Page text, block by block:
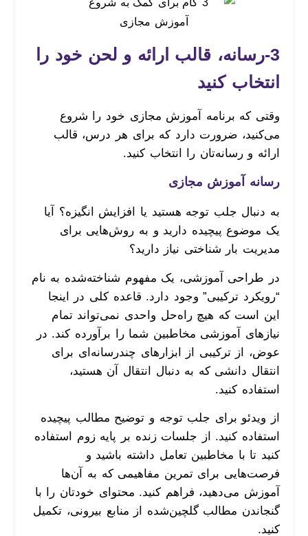
3-رسانه، قالب ارائه و لحن خود را
انتخاب کنید
وقتی که برنامه آموزش مجازی خود را شروع
می‌کنید، ضرورت دارد که برای هر درس، قالب
ارائه و رسانه‌تان را انتخاب کنید.
رسانه آموزش مجازی
به دنبال جلب توجه هستید یا افزایش انگیزه؟ آیا
یک موضوع پیچیده دارید و به روش‌هایی برای
مدیریت بار شناختی نیاز دارید؟
در طراحی آموزشی، یک مفهوم شناخته‌شده به نام
“رویکرد ترکیبی” وجود دارد. قاعده کلی در اینجا
این است که هیچ راه‌حل واحدی نمی‌تواند تمام
نیازهای آموزشی مخاطبین شما را برآورده کند. در
عوض، از ترکیبی از ابزارهای چندرسانه‌ای برای
انتقال دانشی که به دنبال انتقال آن هستید،
استفاده کنید.
از ویدئو برای جلب توجه و توضیح مطالب پیچیده
استفاده کنید. از جلسات زنده بر پایه زوم استفاده
کنید تا با مخاطبین تعامل داشته باشید و
فرصت‌هایی برای تمرین مفاهیمی که به آن‌ها
آموزش می‌دهید، فراهم کنید. محتوای خودتان را با
گنجاندن مطالب گلچین‌شده از منابع بیرونی، تکمیل
کنید.